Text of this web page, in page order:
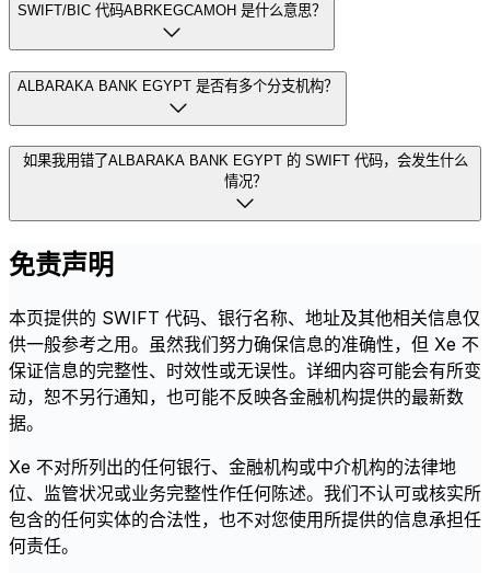
SWIFT/BIC 代码ABRKEGCAMOH 是什么意思？
ALBARAKA BANK EGYPT 是否有多个分支机构？
如果我用错了ALBARAKA BANK EGYPT 的 SWIFT 代码，会发生什么
情况？
免责声明
本页提供的 SWIFT 代码、银行名称、地址及其他相关信息仅
供一般参考之用。虽然我们努力确保信息的准确性，但 Xe 不
保证信息的完整性、时效性或无误性。详细内容可能会有所变
动，恕不另行通知，也可能不反映各金融机构提供的最新数
据。
Xe 不对所列出的任何银行、金融机构或中介机构的法律地
位、监管状况或业务完整性作任何陈述。我们不认可或核实所
包含的任何实体的合法性，也不对您使用所提供的信息承担任
何责任。